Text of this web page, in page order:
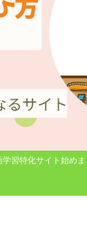
学習特化サイト始めま